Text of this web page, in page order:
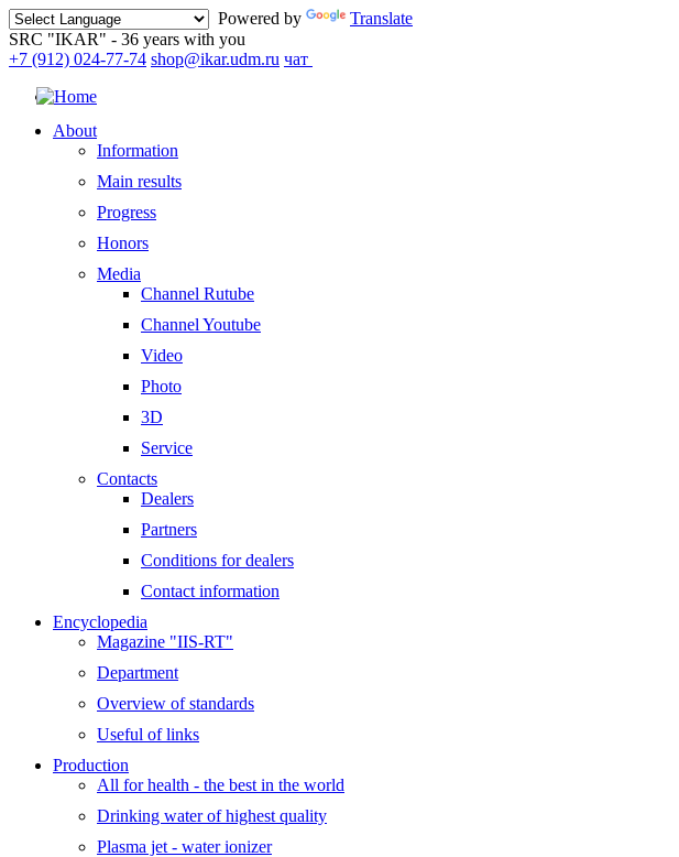
Powered by
Translate
SRC "IKAR" - 36 years with you
+7 (912) 024-77-74 shop@ikar.udm.ru чат
About
Information
Main results
Progress
Honors
Media
Channel Rutube
Channel Youtube
Video
Photo
3D
Service
Contacts
Dealers
Partners
Conditions for dealers
Contact information
Encyclopedia
Magazine "IIS-RT"
Department
Overview of standards
Useful of links
Production
All for health - the best in the world
Drinking water of highest quality
Plasma jet - water ionizer